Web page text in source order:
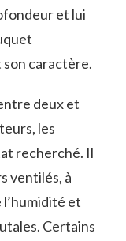
et lui
caractère.
deux et
les
recherché. Il
ventilés, à
et
Certains